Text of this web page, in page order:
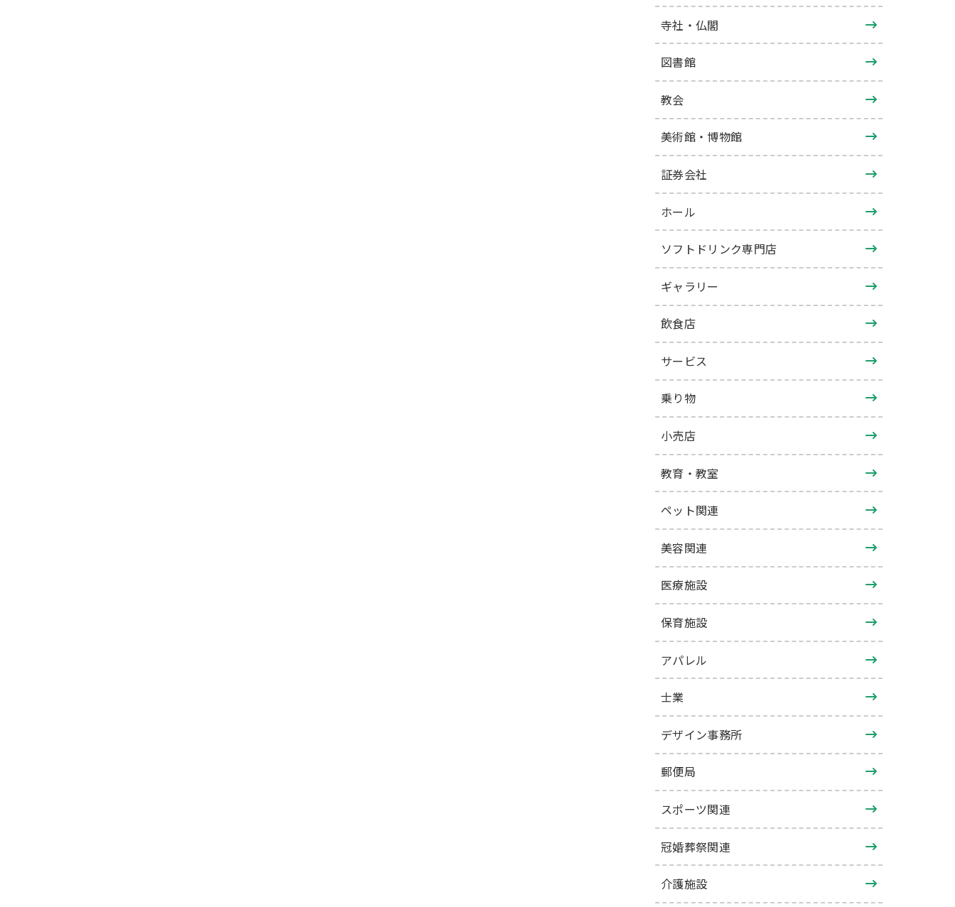
寺社・仏閣
図書館
教会
美術館・博物館
証券会社
ホール
ソフトドリンク専門店
ギャラリー
飲食店
サービス
乗り物
小売店
教育・教室
ペット関連
美容関連
医療施設
保育施設
アパレル
士業
デザイン事務所
郵便局
スポーツ関連
冠婚葬祭関連
介護施設